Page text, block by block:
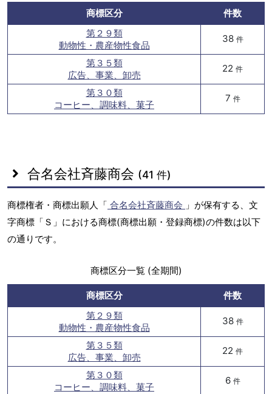
商標区分
件数
第２９類
動物性・農産物性食品
38 件
第３５類
広告、事業、卸売
22 件
第３０類
コーヒー、調味料、菓子
7 件
合名会社斉藤商会 (41 件)
商標権者・商標出願人「 合名会社斉藤商会 」が保有する、文
字商標「Ｓ」における商標(商標出願・登録商標)の件数は以下
の通りです。
商標区分一覧 (全期間)
商標区分
件数
第２９類
動物性・農産物性食品
38 件
第３５類
広告、事業、卸売
22 件
第３０類
コーヒー、調味料、菓子
6 件